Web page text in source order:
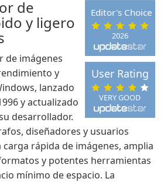
2026
Editor's Choice
VERY GOOD
User Rating
de
y ligero
de imágenes
y
lanzado
y actualizado
desarrollador.
diseñadores y usuarios
rápida de imágenes, amplia
y potentes herramientas
mínimo de espacio. La